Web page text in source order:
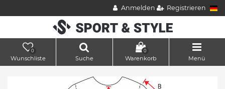
Anmelden Registrieren
0
Wunschliste Suche
0
Warenkorb Menü